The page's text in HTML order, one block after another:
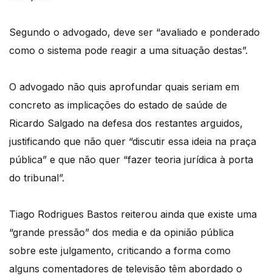
Segundo o advogado, deve ser “avaliado e ponderado
como o sistema pode reagir a uma situação destas”.
O advogado não quis aprofundar quais seriam em
concreto as implicações do estado de saúde de
Ricardo Salgado na defesa dos restantes arguidos,
justificando que não quer “discutir essa ideia na praça
pública” e que não quer “fazer teoria jurídica à porta
do tribunal”.
Tiago Rodrigues Bastos reiterou ainda que existe uma
“grande pressão” dos media e da opinião pública
sobre este julgamento, criticando a forma como
alguns comentadores de televisão têm abordado o